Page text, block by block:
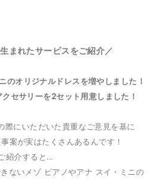
まれたサービスをご紹介／
のオリジナルドレスを増やしました！
セサリーを2セット用意しました！
際にいただいた貴重なご意見を基に
案が実はたくさんあるんです！
紹介すると…
ないメゾ ピアノやアナ スイ・ミニの